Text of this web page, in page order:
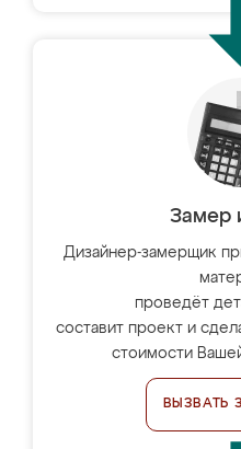
Замер
Дизайнер-замерщик
проведёт
составит проект и
стоимости
ВЫЗВАТЬ